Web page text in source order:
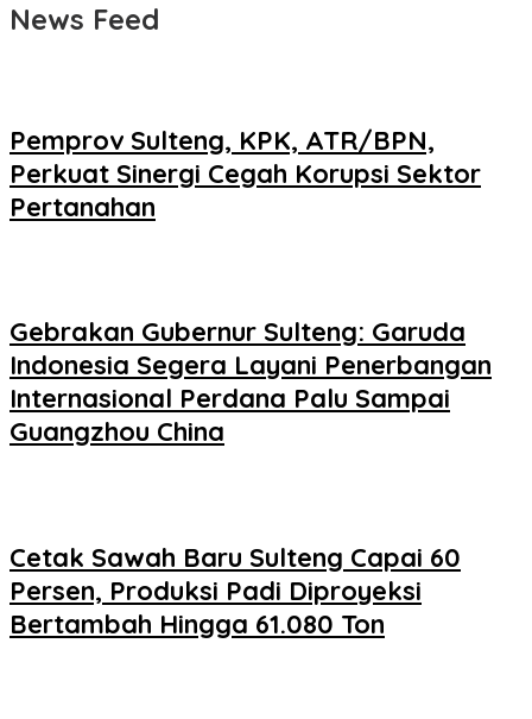
News Feed
Pemprov Sulteng, KPK, ATR/BPN,
Perkuat Sinergi Cegah Korupsi Sektor
Pertanahan
Gebrakan Gubernur Sulteng: Garuda
Indonesia Segera Layani Penerbangan
Internasional Perdana Palu Sampai
Guangzhou China
Cetak Sawah Baru Sulteng Capai 60
Persen, Produksi Padi Diproyeksi
Bertambah Hingga 61.080 Ton